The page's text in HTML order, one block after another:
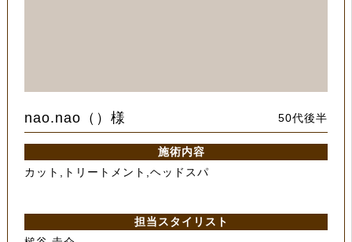
nao.nao（）様 50代後半
施術内容
カット,トリートメント,ヘッドスパ
担当スタイリスト